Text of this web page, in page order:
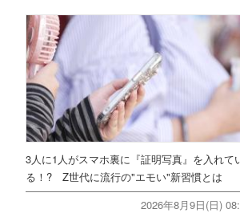
3人に1人がスマホ裏に『証明写真』を入れて
る！? Z世代に流行の"エモい"新習慣とは
2026年8月9日(日)